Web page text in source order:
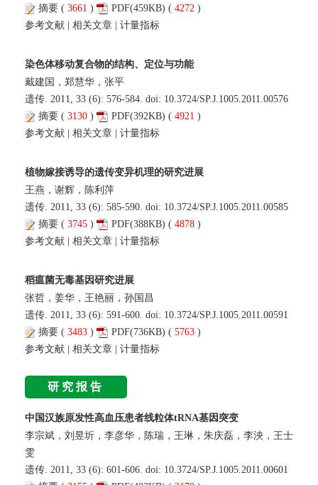
摘要 ( 3661 ) PDF(459KB) ( 4272 )
参考文献 | 相关文章 | 计量指标
染色体移动复合物的结构、定位与功能
戴建国，郑慧华，张平
遗传. 2011, 33 (6): 576-584. doi: 10.3724/SP.J.1005.2011.00576
摘要 ( 3130 ) PDF(392KB) ( 4921 )
参考文献 | 相关文章 | 计量指标
植物嫁接诱导的遗传变异机理的研究进展
王燕，谢辉，陈利萍
遗传. 2011, 33 (6): 585-590. doi: 10.3724/SP.J.1005.2011.00585
摘要 ( 3745 ) PDF(388KB) ( 4878 )
参考文献 | 相关文章 | 计量指标
稻瘟菌无毒基因研究进展
张哲，姜华，王艳丽，孙国昌
遗传. 2011, 33 (6): 591-600. doi: 10.3724/SP.J.1005.2011.00591
摘要 ( 3483 ) PDF(736KB) ( 5763 )
参考文献 | 相关文章 | 计量指标
研究报告
中国汉族原发性高血压患者线粒体tRNA基因突变
李宗斌，刘昱圻，李彦华，陈瑞，王琳，朱庆磊，李泱，王士
雯
遗传. 2011, 33 (6): 601-606. doi: 10.3724/SP.J.1005.2011.00601